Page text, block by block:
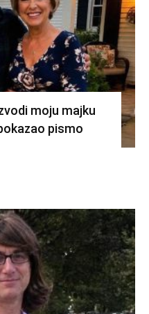
moju majku
pismo